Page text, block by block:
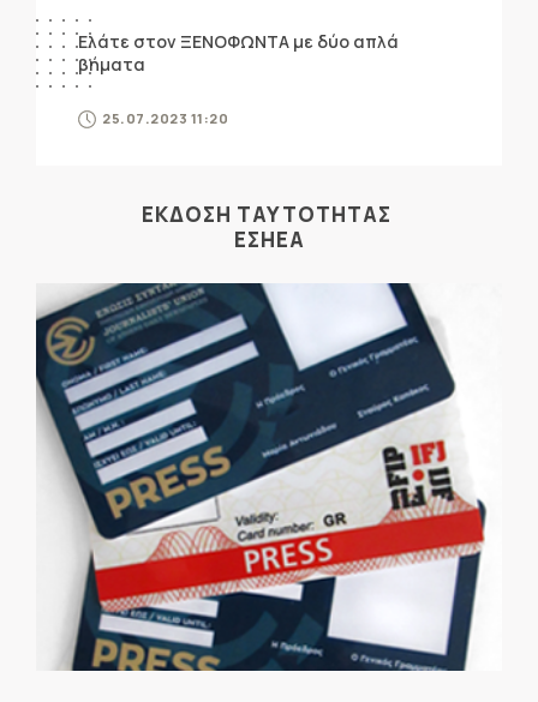
Ελάτε στον ΞΕΝΟΦΩΝΤΑ με δύο απλά
βήματα
25.07.2023 11:20
ΕΚΔΟΣΗ ΤΑΥΤΟΤΗΤΑΣ
ΕΣΗΕΑ